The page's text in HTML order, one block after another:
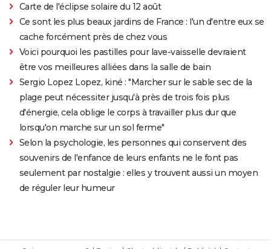
Carte de l'éclipse solaire du 12 août
Ce sont les plus beaux jardins de France : l'un d'entre eux se
cache forcément près de chez vous
Voici pourquoi les pastilles pour lave-vaisselle devraient
être vos meilleures alliées dans la salle de bain
Sergio Lopez Lopez, kiné : "Marcher sur le sable sec de la
plage peut nécessiter jusqu'à près de trois fois plus
d'énergie, cela oblige le corps à travailler plus dur que
lorsqu'on marche sur un sol ferme"
Selon la psychologie, les personnes qui conservent des
souvenirs de l'enfance de leurs enfants ne le font pas
seulement par nostalgie : elles y trouvent aussi un moyen
de réguler leur humeur